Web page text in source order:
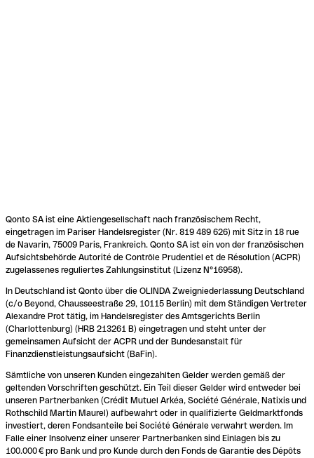
Qonto SA ist eine Aktiengesellschaft nach französischem Recht,
eingetragen im Pariser Handelsregister (Nr. 819 489 626) mit Sitz in 18 rue
de Navarin, 75009 Paris, Frankreich. Qonto SA ist ein von der französischen
Aufsichtsbehörde Autorité de Contrôle Prudentiel et de Résolution (ACPR)
zugelassenes reguliertes Zahlungsinstitut (Lizenz N°16958).
In Deutschland ist Qonto über die OLINDA Zweigniederlassung Deutschland
(c/o Beyond, Chausseestraße 29, 10115 Berlin) mit dem Ständigen Vertreter
Alexandre Prot tätig, im Handelsregister des Amtsgerichts Berlin
(Charlottenburg) (HRB 213261 B) eingetragen und steht unter der
gemeinsamen Aufsicht der ACPR und der Bundesanstalt für
Finanzdienstleistungsaufsicht (BaFin).
Sämtliche von unseren Kunden eingezahlten Gelder werden gemäß der
geltenden Vorschriften geschützt. Ein Teil dieser Gelder wird entweder bei
unseren Partnerbanken (Crédit Mutuel Arkéa, Société Générale, Natixis und
Rothschild Martin Maurel) aufbewahrt oder in qualifizierte Geldmarktfonds
investiert, deren Fondsanteile bei Société Générale verwahrt werden. Im
Falle einer Insolvenz einer unserer Partnerbanken sind Einlagen bis zu
100.000 € pro Bank und pro Kunde durch den Fonds de Garantie des Dépôts